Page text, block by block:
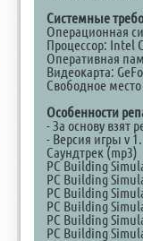
Системные
Операционная
Процессор: Intel
Оперативная
Видеокарта:
Свободное
Особенности
- За основу взят
- Версия игры v
Саундтрек (mp3)
PC Building
PC Building
PC Building
PC Building
PC Building
PC Building